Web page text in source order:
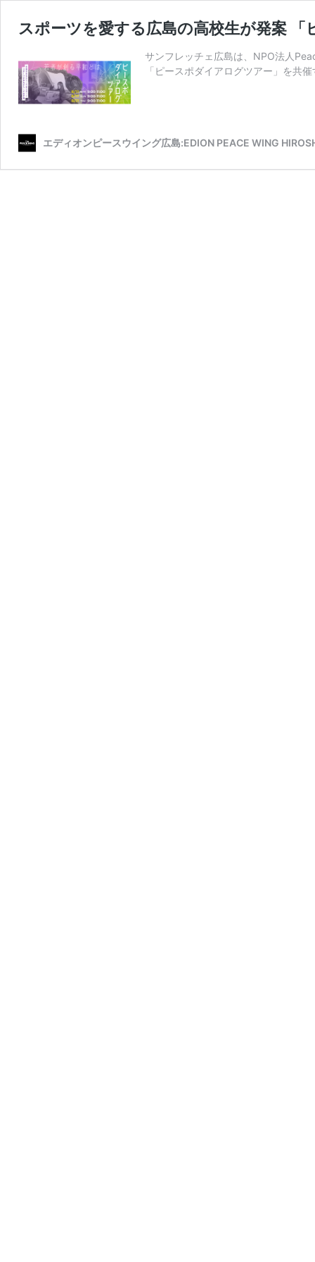
スポーツを愛する広島の高校生が発案
サンフレッチェ広島は、NPO法人
「ピースポダイアログツアー」を共
エディオンピースウイング広島:EDION PEACE WING